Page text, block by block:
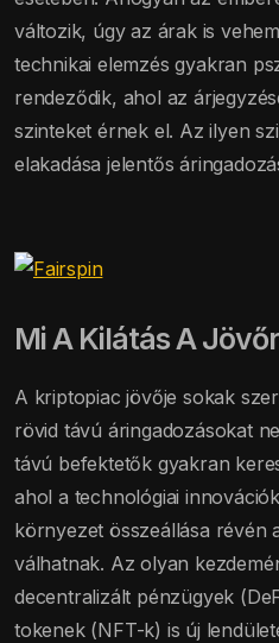
változik, úgy az árak is
technikai elemzés gyakran
rendeződik, ahol az
szinteket érnek el. Az ilyen
elakadása jelentős
Mi A Kilátás A
A kriptopiac jövője sokak
rövid távú áringadozásokat
távú befektetők gyakran
ahol a technológiai
környezet összeállása révén
válhatnak. Az olyan
decentralizált pénzügyek
tokenek (NFT-k) is új